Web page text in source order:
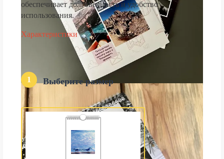
обеспечивает долговечность и удобство
использования.
Характеристики
1 Выберите размер